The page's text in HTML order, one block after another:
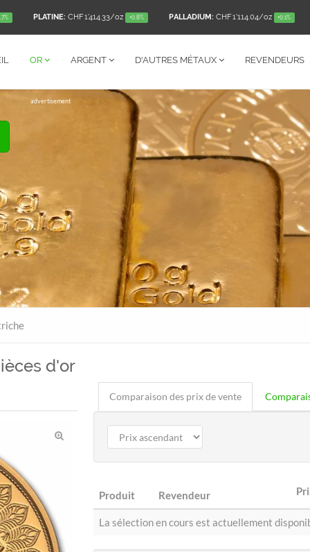
PLATINE: CHF 1'414.33/oz +0.8% PALLADIUM: CHF 1'114.04/oz +0.1%
OR ARGENT D'AUTRES MÉTAUX REVENDEURS
advertisement
d'or
Comparaison des prix de vente
Produit Revendeur
La sélection en cours est actuellement